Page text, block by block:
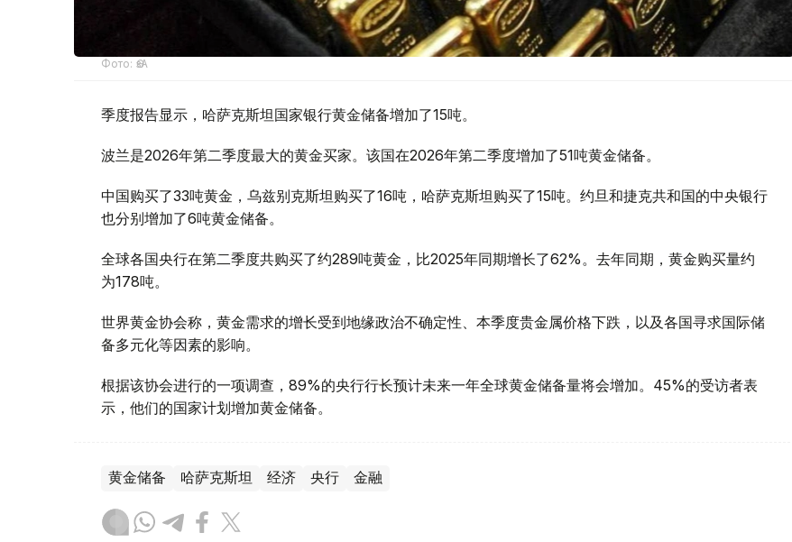
Фото: ӨзА
季度报告显示，哈萨克斯坦国家银行黄金储备增加了15吨。
波兰是2026年第二季度最大的黄金买家。该国在2026年第二季度增加了51吨黄金储备。
中国购买了33吨黄金，乌兹别克斯坦购买了16吨，哈萨克斯坦购买了15吨。约旦和捷克共和国的中央银行
也分别增加了6吨黄金储备。
全球各国央行在第二季度共购买了约289吨黄金，比2025年同期增长了62%。去年同期，黄金购买量约
为178吨。
世界黄金协会称，黄金需求的增长受到地缘政治不确定性、本季度贵金属价格下跌，以及各国寻求国际储
备多元化等因素的影响。
根据该协会进行的一项调查，89%的央行行长预计未来一年全球黄金储备量将会增加。45%的受访者表
示，他们的国家计划增加黄金储备。
黄金储备 哈萨克斯坦 经济 央行 金融